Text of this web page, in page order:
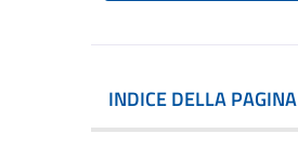
INDICE DELLA PAGINA